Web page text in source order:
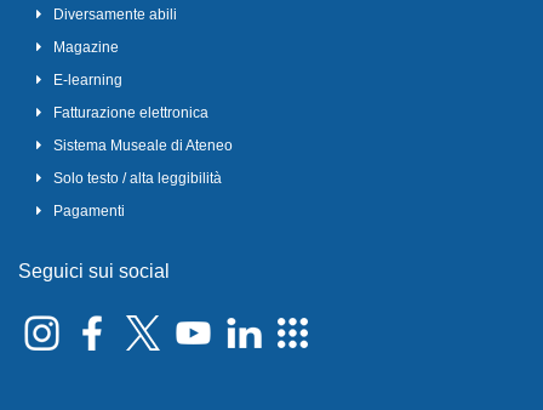
Diversamente abili
Magazine
E-learning
Fatturazione elettronica
Sistema Museale di Ateneo
Solo testo / alta leggibilità
Pagamenti
Seguici sui social